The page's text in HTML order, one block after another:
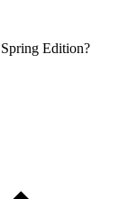
Edition?